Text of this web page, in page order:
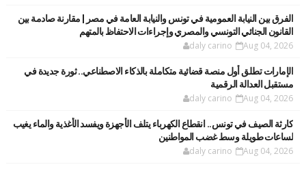
الفرق بين النيابة العمومية في تونس والنيابة العامة في مصر | مقارنة صادمة بين
القانون الجنائي التونسي والمصري وإجراءات الاحتفاظ بالمتهم
daly carino Aug 04, 2026
الإمارات تطلق أول منصة قضائية متكاملة بالذكاء الاصطناعي.. ثورة جديدة في
مستقبل العدالة الرقمية
daly carino Aug 04, 2026
كارثة الصيف في تونس.. انقطاع الكهرباء يتلف الأجهزة ويفسد الأغذية والماء يغيب
لساعات طويلة وسط غضب المواطنين
daly carino Aug 04, 2026